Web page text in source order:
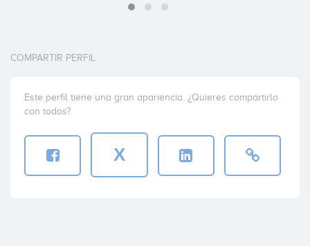
COMPARTIR PERFIL
Este perfil tiene una gran apariencia. ¿Quieres compartirlo
con todos?
X